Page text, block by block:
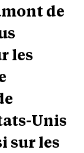
de
les
Unis
sur les